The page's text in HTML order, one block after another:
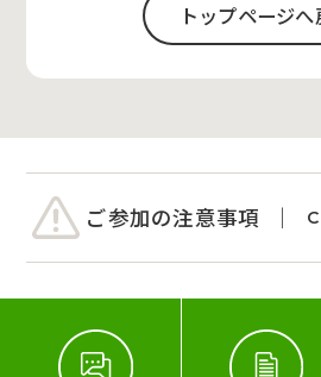
トップページへ
ご参加の注意事項